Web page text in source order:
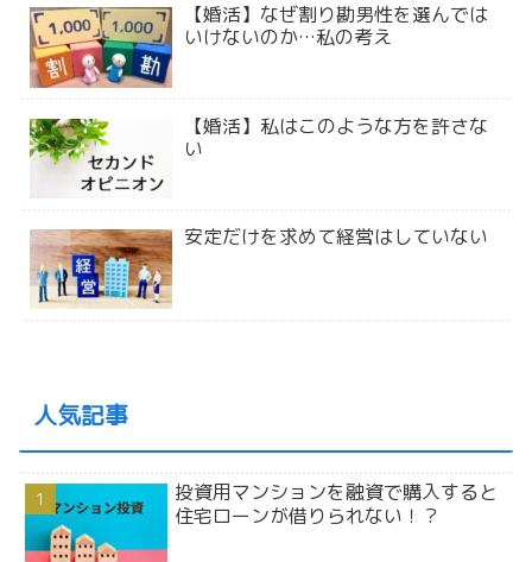
【婚活】なぜ割り勘男性を選んでは
いけないのか…私の考え
【婚活】私はこのような方を許さな
い
安定だけを求めて経営はしていない
人気記事
投資用マンションを融資で購入すると
住宅ローンが借りられない！？